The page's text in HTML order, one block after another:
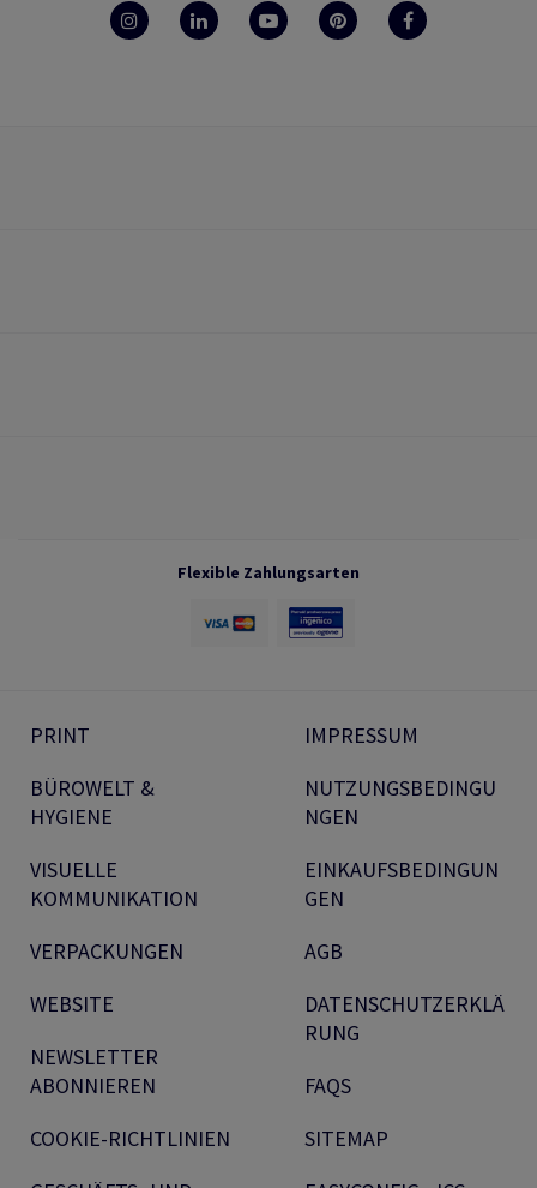
Flexible Zahlungsarten
PRINT
BÜROWELT &
HYGIENE
VISUELLE
KOMMUNIKATION
VERPACKUNGEN
WEBSITE
NEWSLETTER
ABONNIEREN
COOKIE-RICHTLINIEN
IMPRESSUM
NUTZUNGSBEDINGU
NGEN
EINKAUFSBEDINGUN
GEN
AGB
DATENSCHUTZERKLÄ
RUNG
FAQS
SITEMAP